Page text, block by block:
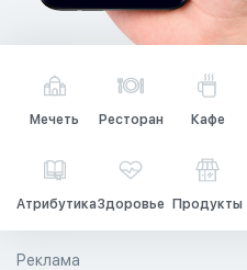
Мечеть Ресторан Кафе
АтрибутикаЗдоровье Продукты
Реклама